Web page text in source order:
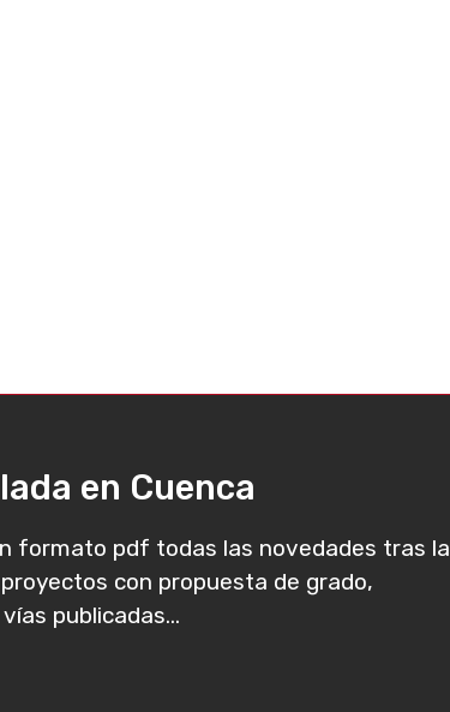
en Cuenca
formato pdf todas las novedades tras la
con propuesta de grado,
publicadas...